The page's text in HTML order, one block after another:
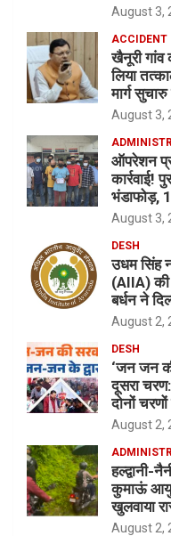
August 3,
ACCIDENT
खैनूरी गांव
लिया
मार्ग
August 3,
ऑपरेशन
कार्रवाई!
भंडाफोड़,
August 3,
DESH
उधम सिंह
(AIIA)
बर्धन ने
August 2,
DESH
‘जन जन
दूसरा
दोनों
August 2,
हल्द्वानी-
कुमाऊं
खुलवाया
August 2,